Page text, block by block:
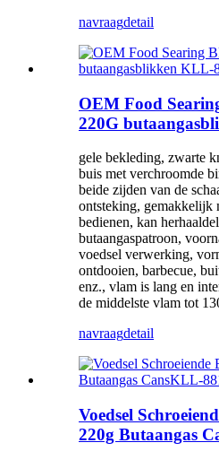
navraagdetail
OEM Food
220G
gele bekleding, zwarte
buis met verchroomde
beide zijden van de
ontsteking, gemakkelijk
bedienen, kan
butaangaspatroon,
voedsel verwerking,
ontdooien, barbecue,
enz., vlam is lang en
de middelste vlam tot
navraagdetail
Voedsel
220g Butaangas